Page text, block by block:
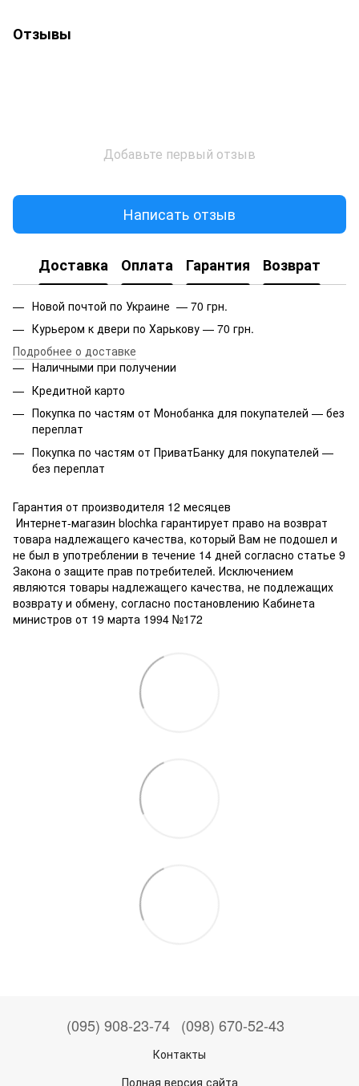
Отзывы
Добавьте первый отзыв
Написать отзыв
Доставка Оплата Гарантия Возврат
Новой почтой по Украине — 70 грн.
Курьером к двери по Харькову — 70 грн.
Подробнее о доставке
Наличными при получении
Кредитной карто
Покупка по частям от Монобанка для покупателей — без
переплат
Покупка по частям от ПриватБанку для покупателей —
без переплат
Гарантия от производителя 12 месяцев
Интернет-магазин blochka гарантирует право на возврат
товара надлежащего качества, который Вам не подошел и
не был в употреблении в течение 14 дней согласно статье 9
Закона о защите прав потребителей. Исключением
являются товары надлежащего качества, не подлежащих
возврату и обмену, согласно постановлению Кабинета
министров от 19 марта 1994 №172
(095) 908-23-74 (098) 670-52-43
Контакты
Полная версия сайта